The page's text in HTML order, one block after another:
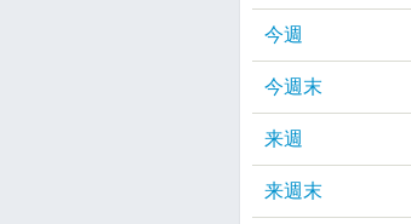
今週
今週末
来週
来週末